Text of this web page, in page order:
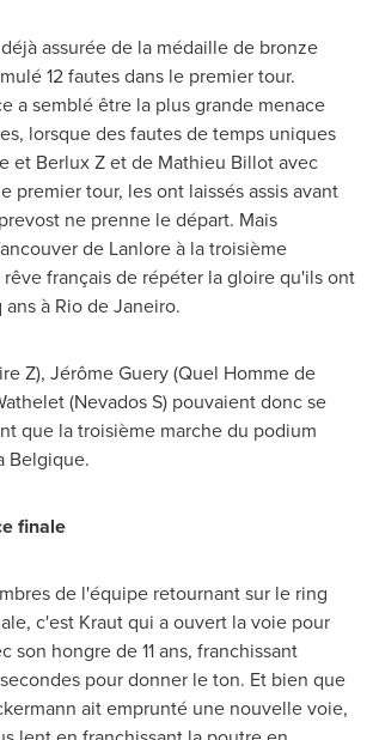
assurée de la médaille de bronze
12 fautes dans le premier tour.
a semblé être la plus grande menace
lorsque des fautes de temps uniques
et Berlux Z et de Mathieu Billotavec
premier tour, les ont laissés assis avant
ne prenne le départ. Mais
de Lanlore à la troisième
français de répéter la gloire qu'ils ont
à Rio de Janeiro.
Z), Jérôme Guery (Quel Homme de
(Nevados S) pouvaient donc se
que la troisième marche du podium
Belgique.
finale
de l'équipe retournant sur le ring
c'est Kraut qui a ouvert la voie pour
son hongre de 11 ans, franchissant
pour donner le ton. Et bien que
ait emprunté une nouvelle voie,